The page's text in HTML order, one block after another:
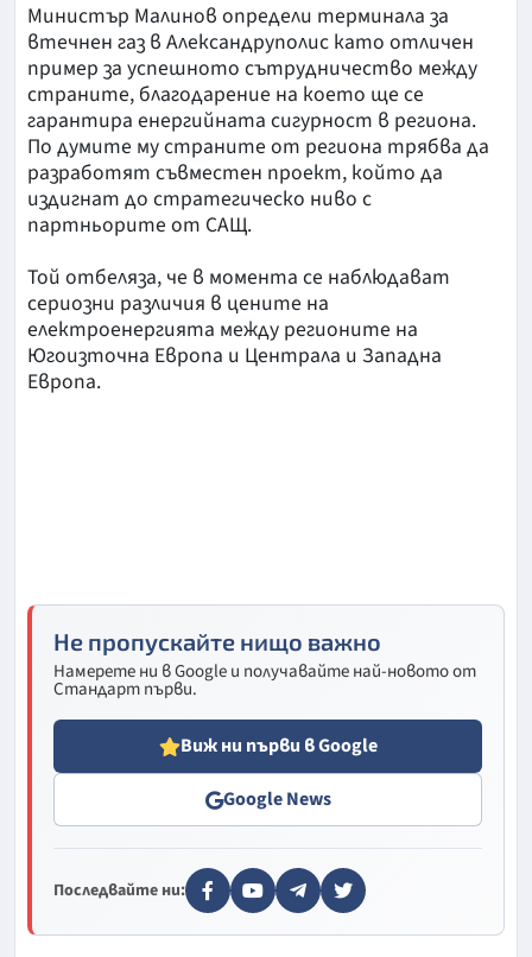
Министър Малинов определи терминала за
втечнен газ в Александруполис като отличен
пример за успешното сътрудничество между
страните, благодарение на което ще се
гарантира енергийната сигурност в региона.
По думите му страните от региона трябва да
разработят съвместен проект, който да
издигнат до стратегическо ниво с
партньорите от САЩ.
Той отбеляза, че в момента се наблюдават
сериозни различия в цените на
електроенергията между регионите на
Югоизточна Европа и Централа и Западна
Европа.
Не пропускайте нищо важно
Намерете ни в Google и получавайте най-новото от
Стандарт първи.
Виж ни първи в Google
Google News
Последвайте ни: